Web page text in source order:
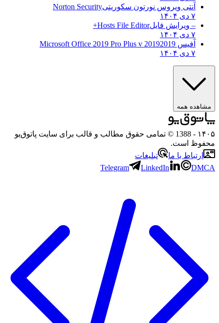
آنتی ویروس نورتون سکوریتیNorton Security
۷ دی ۱۴۰۴
– ویرایش فایلHosts File Editor+
۷ دی ۱۴۰۴
آفیس 2019 2019 Microsoft Office 2019 Pro Plus v
۷ دی ۱۴۰۴
مشاهده همه
۱۴۰۵
- 1388 © تمامی حقوق مطالب و قالب برای سایت پاتوق‌یو
محفوظ است.
ارتباط با ما
تبلیغات
Telegram
LinkedIn DMCA